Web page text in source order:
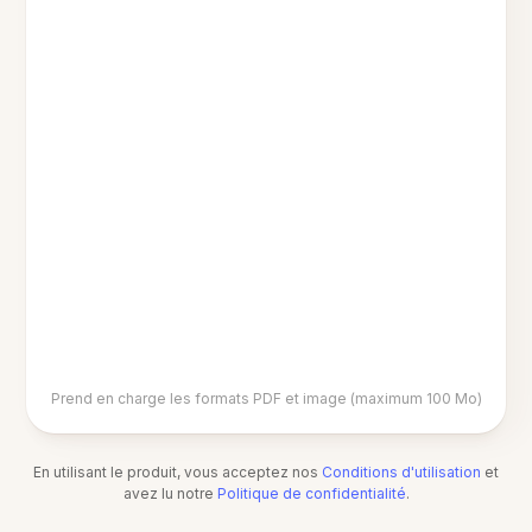
Prend en charge les formats PDF et image (maximum 100 Mo)
En utilisant le produit, vous acceptez nos Conditions d'utilisation et
avez lu notre Politique de confidentialité.